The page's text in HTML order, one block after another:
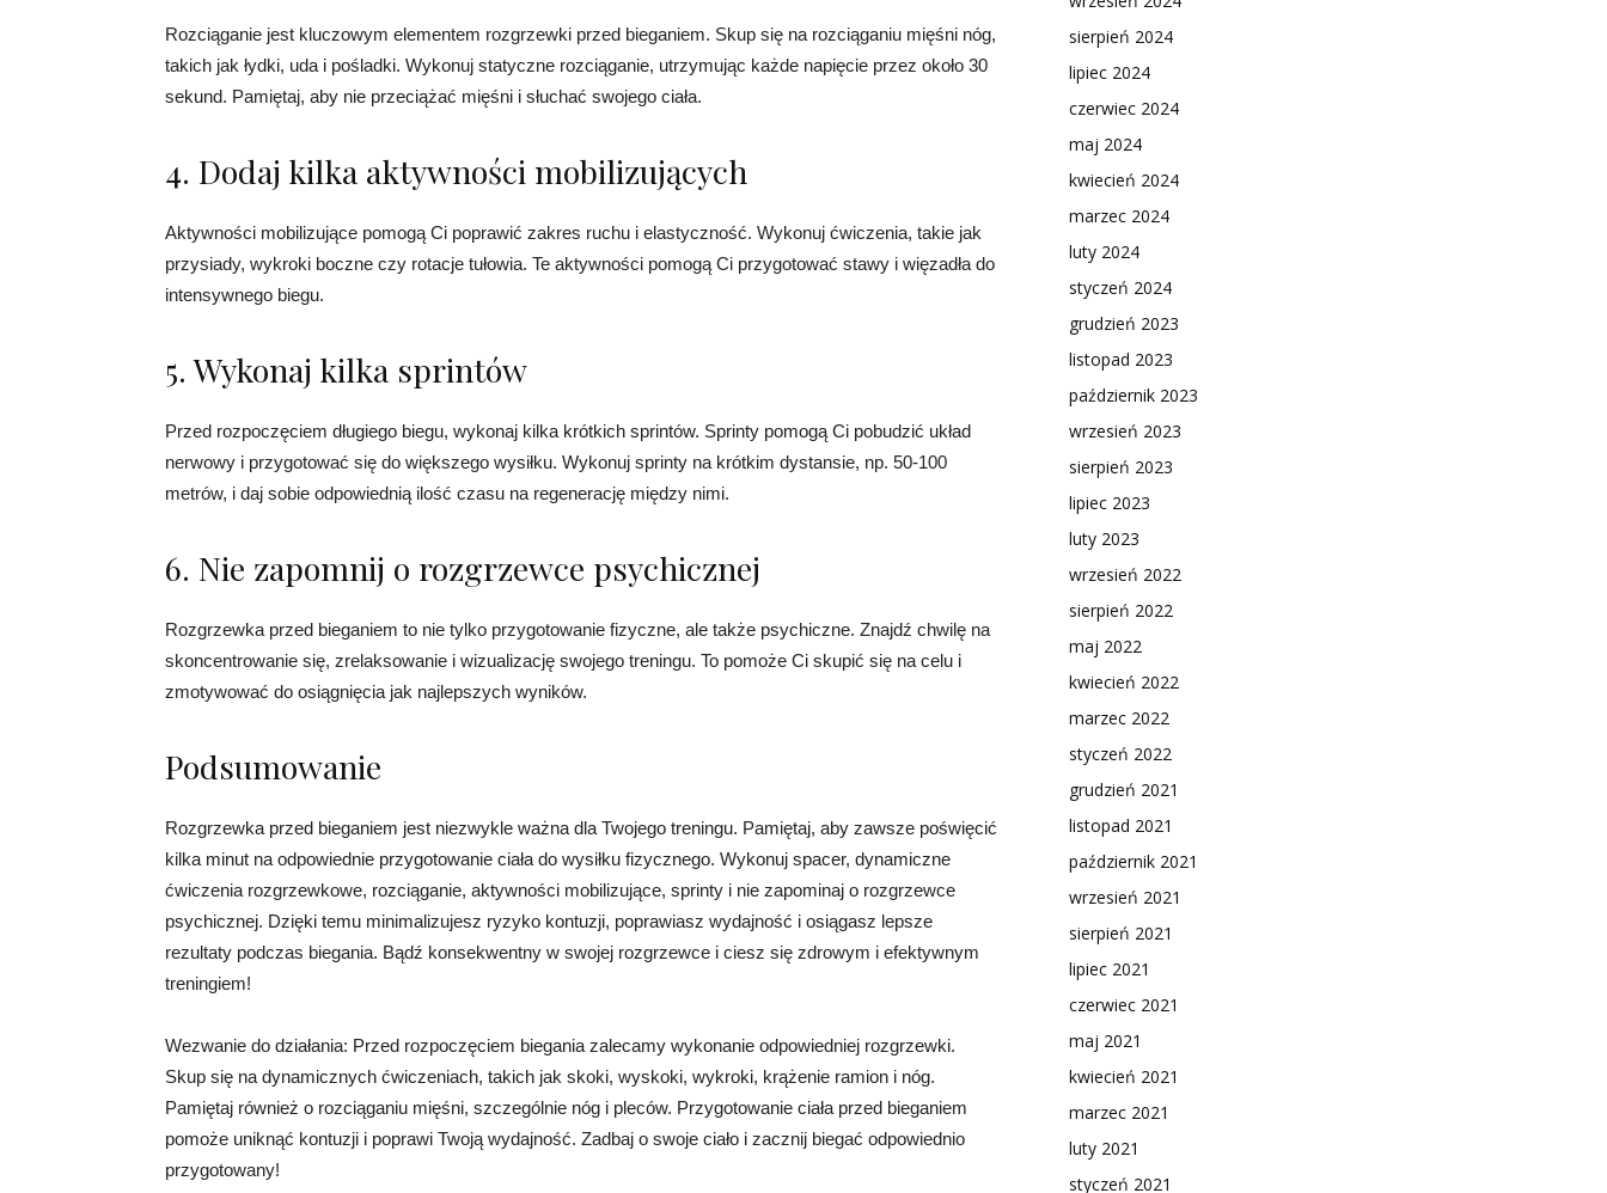
Rozciąganie jest kluczowym elementem rozgrzewki przed bieganiem. Skup się na rozciąganiu mięśni nóg,
takich jak łydki, uda i pośladki. Wykonuj statyczne rozciąganie, utrzymując każde napięcie przez około 30
sekund. Pamiętaj, aby nie przeciążać mięśni i słuchać swojego ciała.
4. Dodaj kilka aktywności mobilizujących
Aktywności mobilizujące pomogą Ci poprawić zakres ruchu i elastyczność. Wykonuj ćwiczenia, takie jak
przysiady, wykroki boczne czy rotacje tułowia. Te aktywności pomogą Ci przygotować stawy i więzadła do
intensywnego biegu.
5. Wykonaj kilka sprintów
Przed rozpoczęciem długiego biegu, wykonaj kilka krótkich sprintów. Sprinty pomogą Ci pobudzić układ
nerwowy i przygotować się do większego wysiłku. Wykonuj sprinty na krótkim dystansie, np. 50-100
metrów, i daj sobie odpowiednią ilość czasu na regenerację między nimi.
6. Nie zapomnij o rozgrzewce psychicznej
Rozgrzewka przed bieganiem to nie tylko przygotowanie fizyczne, ale także psychiczne. Znajdź chwilę na
skoncentrowanie się, zrelaksowanie i wizualizację swojego treningu. To pomoże Ci skupić się na celu i
zmotywować do osiągnięcia jak najlepszych wyników.
Podsumowanie
Rozgrzewka przed bieganiem jest niezwykle ważna dla Twojego treningu. Pamiętaj, aby zawsze poświęcić
kilka minut na odpowiednie przygotowanie ciała do wysiłku fizycznego. Wykonuj spacer, dynamiczne
ćwiczenia rozgrzewkowe, rozciąganie, aktywności mobilizujące, sprinty i nie zapominaj o rozgrzewce
psychicznej. Dzięki temu minimalizujesz ryzyko kontuzji, poprawiasz wydajność i osiągasz lepsze
rezultaty podczas biegania. Bądź konsekwentny w swojej rozgrzewce i ciesz się zdrowym i efektywnym
treningiem!
Wezwanie do działania: Przed rozpoczęciem biegania zalecamy wykonanie odpowiedniej rozgrzewki.
Skup się na dynamicznych ćwiczeniach, takich jak skoki, wyskoki, wykroki, krążenie ramion i nóg.
Pamiętaj również o rozciąganiu mięśni, szczególnie nóg i pleców. Przygotowanie ciała przed bieganiem
pomoże uniknąć kontuzji i poprawi Twoją wydajność. Zadbaj o swoje ciało i zacznij biegać odpowiednio
przygotowany!
sierpień 2024
lipiec 2024
czerwiec 2024
maj 2024
kwiecień 2024
marzec 2024
luty 2024
styczeń 2024
grudzień 2023
listopad 2023
październik 2023
wrzesień 2023
sierpień 2023
lipiec 2023
luty 2023
wrzesień 2022
sierpień 2022
maj 2022
kwiecień 2022
marzec 2022
styczeń 2022
grudzień 2021
listopad 2021
październik 2021
wrzesień 2021
sierpień 2021
lipiec 2021
czerwiec 2021
maj 2021
kwiecień 2021
marzec 2021
luty 2021
styczeń 2021